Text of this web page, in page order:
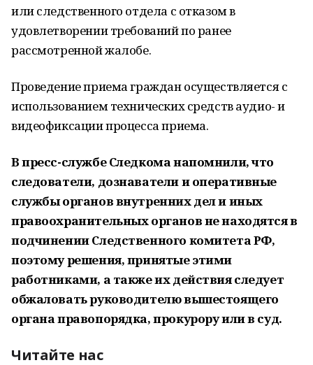
или следственного отдела с отказом в
удовлетворении требований по ранее
рассмотренной жалобе.
Проведение приема граждан осуществляется с
использованием технических средств аудио- и
видеофиксации процесса приема.
В пресс-службе Следкома напомнили, что
следователи, дознаватели и оперативные
службы органов внутренних дел и иных
правоохранительных органов не находятся в
подчинении Следственного комитета РФ,
поэтому решения, принятые этими
работниками, а также их действия следует
обжаловать руководителю вышестоящего
органа правопорядка, прокурору или в суд.
Читайте нас